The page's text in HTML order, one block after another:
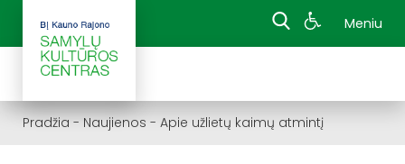
Meniu
Pradžia - Naujienos - Apie užlietų kaimų atmintį